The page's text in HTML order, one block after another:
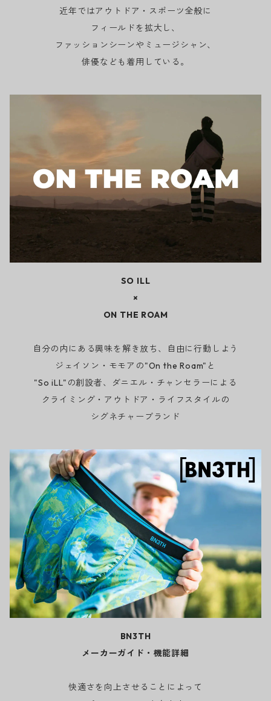
近年ではアウトドア・スポーツ全般に
フィールドを拡大し、
ファッションシーンやミュージシャン、
俳優なども着用している。
SO ILL
×
ON THE ROAM
自分の内にある興味を解き放ち、自由に行動しよう
ジェイソン・モモアの"On the Roam"と
"So iLL"の創設者、ダニエル・チャンセラーによる
クライミング・アウトドア・ライフスタイルの
シグネチャーブランド
BN3TH
メーカーガイド・機能詳細
快適さを向上させることによって